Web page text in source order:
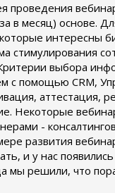
проведения
в месяц) основе.
интересны
стимулирования
выбора
с помощью CRM,
аттестация,
Некоторые
-
развития
и у нас
мы решили, что